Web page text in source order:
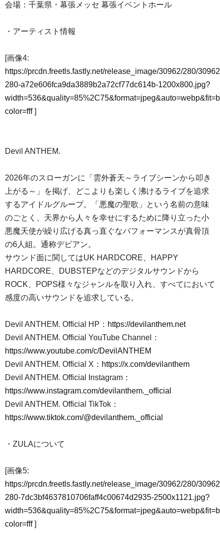
会場：千葉県・幕張メッセ 幕張イベントホール
・アーティスト情報
[画像4:
https://prcdn.freetls.fastly.net/release_image/30962/280/
280-a72e606fca9da3889b2a72cf77dc614b-1200x800.jpg?
color=fff]
Devil ANTHEM.
2026年のスローガンに「雲外蒼天～ライブシーンから叩き
上がる～」を掲げ、どこよりも楽しく沸けるライブを追求
するアイドルグループ。「悪魔の聖歌」という名前の意味
のごとく、天界から人々を幸せにするために降り立った小
悪魔天使が繰り広げる真っ直ぐなパフォーマンスが真骨頂
の6人組。通称デビアン。
サウンド面に関してはUK HARDCORE、HAPPY
HARDCORE、DUBSTEPなどのデジタルサウンドから
ROCK、POPS様々なジャンルを取り入れ、すべてにおいて
感度の高いサウンドを追求している。
Devil ANTHEM. Official HP： https://devilanthem.net
Devil ANTHEM. Official YouTube Channel：
https://www.youtube.com/c/DevilANTHEM
Devil ANTHEM. Official X： https://x.com/devilanthem
Devil ANTHEM. Official Instagram：
https://www.instagram.com/devilanthem._official
Devil ANTHEM. Official TikTok：
https://www.tiktok.com/@devilanthem._official
・ZULAについて
[画像5:
https://prcdn.freetls.fastly.net/release_image/30962/280/
280-7dc3bf4637810706faff4c00674d2935-2500x1121.jpg?
color=fff]